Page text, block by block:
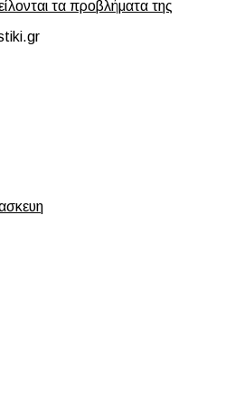
τα προβλήματα της